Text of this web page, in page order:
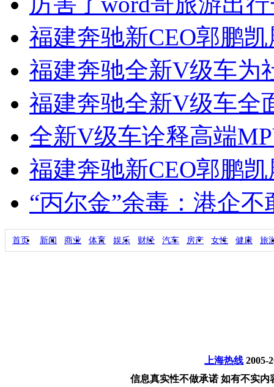
福建奔驰新CEO郭鹏
福建奔驰全新V级车为
福建奔驰全新V级车全
全新V级车诠释高端
福建奔驰新CEO郭鹏
“丙尔金”余毒：港企
首页 新闻 商业 体育 娱乐 财经 汽车 房产 女性 健康 旅
上海热线 2005-
信息真实性不做承诺 如有不实内